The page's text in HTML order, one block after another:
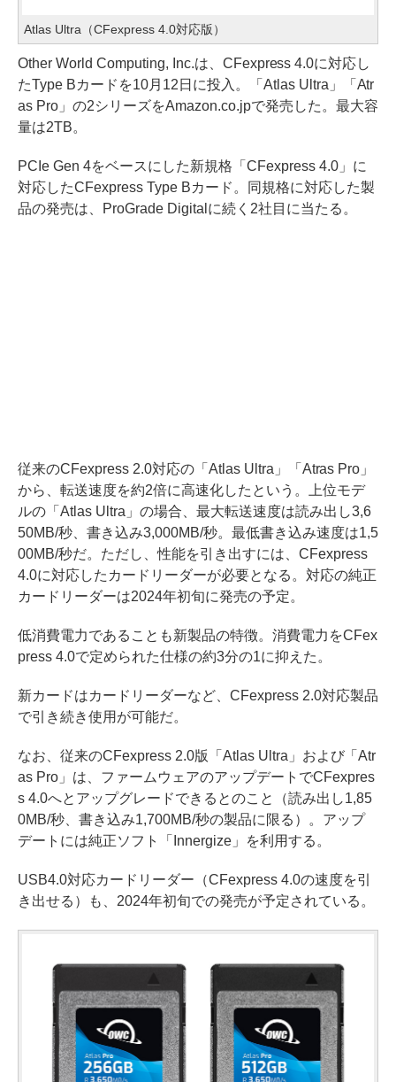
Atlas Ultra（CFexpress 4.0対応版）
Other World Computing, Inc.は、CFexpress 4.0に対応し
たType Bカードを10月12日に投入。「Atlas Ultra」「Atr
as Pro」の2シリーズをAmazon.co.jpで発売した。最大容
量は2TB。
PCIe Gen 4をベースにした新規格「CFexpress 4.0」に
対応したCFexpress Type Bカード。同規格に対応した製
品の発売は、ProGrade Digitalに続く2社目に当たる。
従来のCFexpress 2.0対応の「Atlas Ultra」「Atras Pro」
から、転送速度を約2倍に高速化したという。上位モデ
ルの「Atlas Ultra」の場合、最大転送速度は読み出し3,6
50MB/秒、書き込み3,000MB/秒。最低書き込み速度は1,5
00MB/秒だ。ただし、性能を引き出すには、CFexpress
4.0に対応したカードリーダーが必要となる。対応の純正
カードリーダーは2024年初旬に発売の予定。
低消費電力であることも新製品の特徴。消費電力をCFex
press 4.0で定められた仕様の約3分の1に抑えた。
新カードはカードリーダーなど、CFexpress 2.0対応製品
で引き続き使用が可能だ。
なお、従来のCFexpress 2.0版「Atlas Ultra」および「Atr
as Pro」は、ファームウェアのアップデートでCFexpres
s 4.0へとアップグレードできるとのこと（読み出し1,85
0MB/秒、書き込み1,700MB/秒の製品に限る）。アップ
デートには純正ソフト「Innergize」を利用する。
USB4.0対応カードリーダー（CFexpress 4.0の速度を引
き出せる）も、2024年初旬での発売が予定されている。